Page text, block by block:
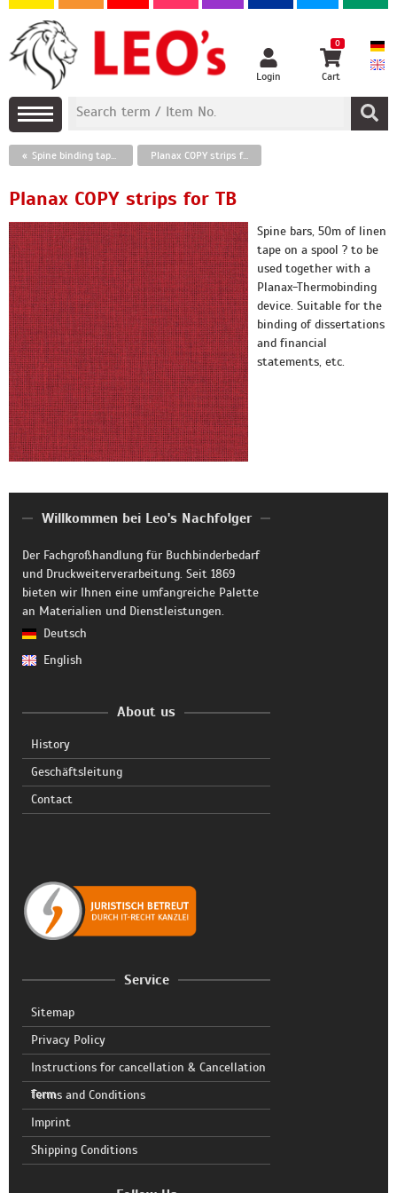
Login
0
Cart
Spine binding tapes, thermal adhesive strips Planax COPY strips for TB
Planax COPY strips for TB
Spine bars, 50m of linen
tape on a spool ? to be
used together with a
Planax-Thermobinding
device. Suitable for the
binding of dissertations
and financial
statements, etc.
Willkommen bei Leo's Nachfolger
Der Fachgroßhandlung für Buchbinderbedarf
und Druckweiterverarbeitung. Seit 1869
bieten wir Ihnen eine umfangreiche Palette
an Materialien und Dienstleistungen.
Deutsch
English
About us
History
Geschäftsleitung
Contact
Service
Sitemap
Privacy Policy
Instructions for cancellation & Cancellation
form
Terms and Conditions
Imprint
Shipping Conditions